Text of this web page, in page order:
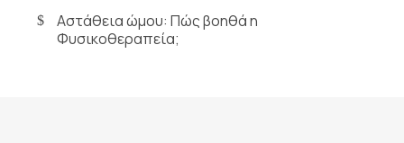
Αστάθεια ώμου: Πώς βοηθά η
Φυσικοθεραπεία;